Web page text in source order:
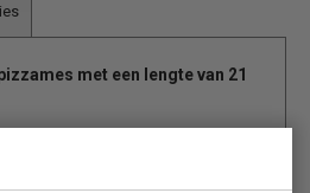
met een lengte van 21
heeft een eigentijdse en